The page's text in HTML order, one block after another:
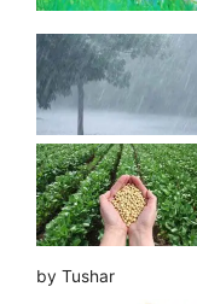
by Tushar